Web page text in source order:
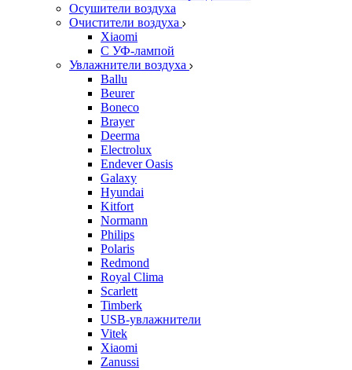
Осушители воздуха
Очистители воздуха
Xiaomi
С УФ-лампой
Увлажнители воздуха
Ballu
Beurer
Boneco
Brayer
Deerma
Electrolux
Endever Oasis
Galaxy
Hyundai
Kitfort
Normann
Philips
Polaris
Redmond
Royal Clima
Scarlett
Timberk
USB-увлажнители
Vitek
Xiaomi
Zanussi